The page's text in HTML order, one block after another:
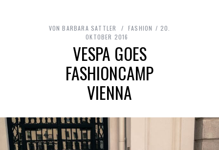
VON BARBARA SATTLER FASHION
20.
OKTOBER 2016
VESPA GOES
FASHIONCAMP
VIENNA